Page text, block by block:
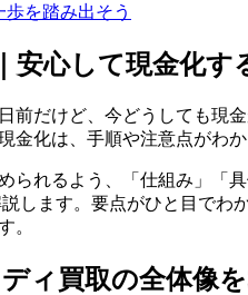
を踏み出そう
安心して現金化
前だけど、今どうしても
金化は、手順や注意点がわ
られるよう、「仕組み」「
します。要点がひと目で
。
ィ買取の全体像